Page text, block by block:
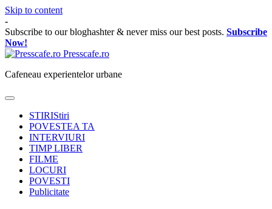
Skip to content
-
Subscribe to our bloghashter & never miss our best posts. Subscribe
Now!
Presscafe.ro
Cafeneau experientelor urbane
STIRIStiri
POVESTEA TA
INTERVIURI
TIMP LIBER
FILME
LOCURI
POVESTI
Publicitate